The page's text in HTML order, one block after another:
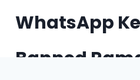
WhatsApp
Banned